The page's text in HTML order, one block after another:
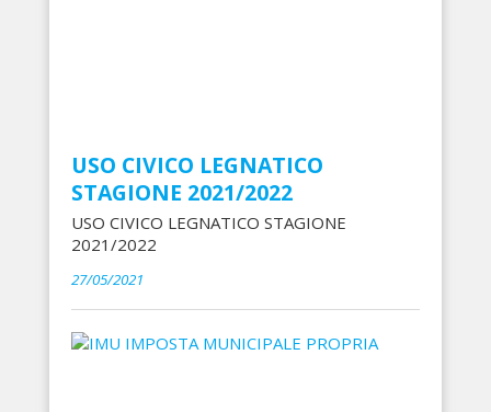
USO CIVICO LEGNATICO
STAGIONE 2021/2022
USO CIVICO LEGNATICO STAGIONE
2021/2022
27/05/2021